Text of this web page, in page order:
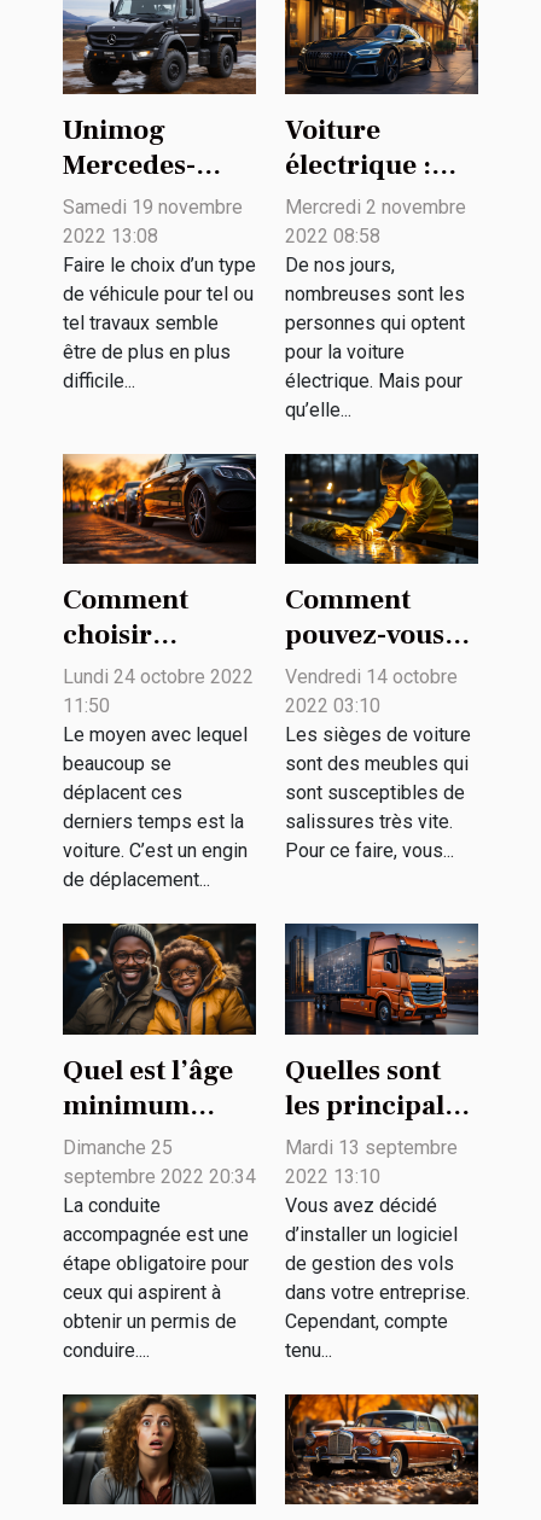
Unimog
Mercedes-
Benz :
pourquoi le
préférer ?
Samedi 19 novembre
2022 13:08
Faire le choix d’un type
de véhicule pour tel ou
tel travaux semble
être de plus en plus
difficile...
Voiture
électrique :
quelques
critères pour
choisir la
puissance du
chargeur
Mercredi 2 novembre
2022 08:58
De nos jours,
nombreuses sont les
personnes qui optent
pour la voiture
électrique. Mais pour
qu’elle...
Comment
choisir
l’empattement
d’une voiture ?
Lundi 24 octobre 2022
11:50
Le moyen avec lequel
beaucoup se
déplacent ces
derniers temps est la
voiture. C’est un engin
de déplacement...
Comment
pouvez-vous
bien nettoyer
les sièges de
votre voiture ?
Vendredi 14 octobre
2022 03:10
Les sièges de voiture
sont des meubles qui
sont susceptibles de
salissures très vite.
Pour ce faire, vous...
Quel est l’âge
minimum
pour une
conduite
accompagnée
?
Dimanche 25
septembre 2022 20:34
La conduite
accompagnée est une
étape obligatoire pour
ceux qui aspirent à
obtenir un permis de
conduire....
Quelles sont
les principales
fonctionnalités
d’un logiciel
de gestion de
flotte ?
Mardi 13 septembre
2022 13:10
Vous avez décidé
d’installer un logiciel
de gestion des vols
dans votre entreprise.
Cependant, compte
tenu...